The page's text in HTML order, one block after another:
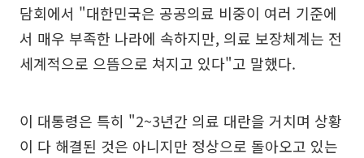
담회에서 "대한민국은 공공의료 비중이 여러 기준에
서 매우 부족한 나라에 속하지만, 의료 보장체계는 전
세계적으로 으뜸으로 쳐지고 있다"고 말했다.
이 대통령은 특히 "2~3년간 의료 대란을 거치며 상황
이 다 해결된 것은 아니지만 정상으로 돌아오고 있는